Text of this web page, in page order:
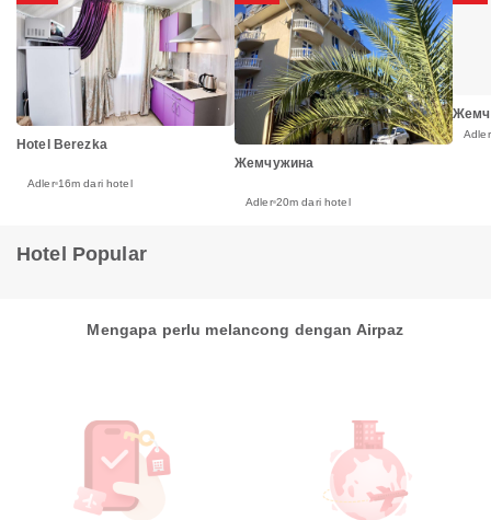
Hotel Berezka
Adler 16m dari hotel
Жемчужина
Adler 20m dari hotel
Adler
Hotel Popular
Mengapa perlu melancong dengan Airpaz